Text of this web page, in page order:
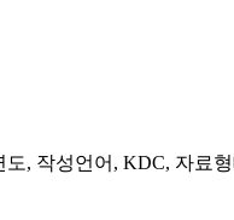
, 작성언어, KDC, 자료